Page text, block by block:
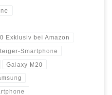
Exklusiv bei Amazon
Smartphone
Galaxy M20